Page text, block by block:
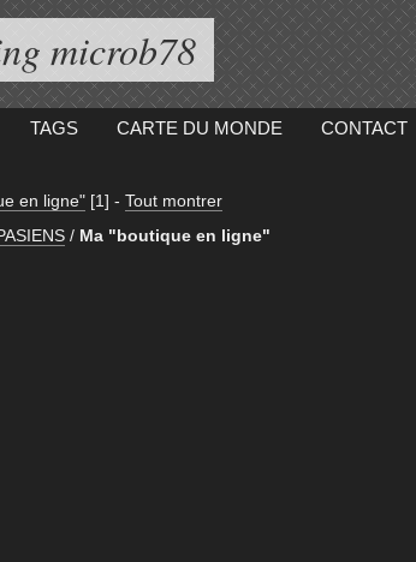
microb78
TAGS CARTE DU MONDE CONTACT
en ligne" [1] - Tout montrer
/ Ma "boutique en ligne"